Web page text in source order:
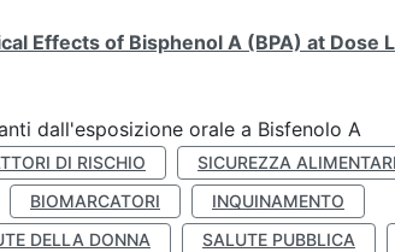
Effects of Bisphenol A (BPA) at Dose
dall'esposizione orale a Bisfenolo A
DI RISCHIO
SICUREZZA
BIOMARCATORI
INQUINAMENTO
DELLA DONNA SALUTE PUBBLICA